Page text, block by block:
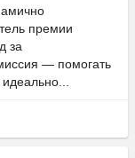
премии
за
— помогать